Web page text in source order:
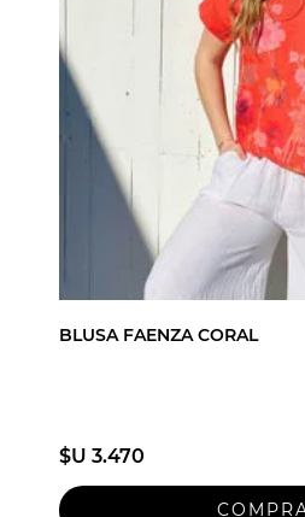
BLUSA FAENZA CORAL
$U 3.470